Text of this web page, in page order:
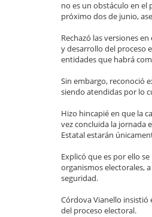
no es un obstáculo en el
próximo dos de junio,
Rechazó las versiones
y desarrollo del proceso
entidades que habrá
Sin embargo, reconoció
siendo atendidas por lo
Hizo hincapié en que la
vez concluida la jornada
Estatal estarán
Explicó que es por ello
organismos electorales,
seguridad.
Córdova Vianello
del proceso electoral.